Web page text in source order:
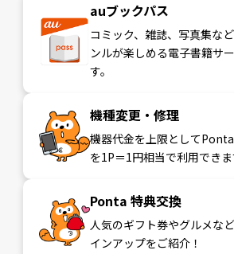
auブックパス
コミック、雑誌、写真集な
ンルが楽しめる電子書籍サ
す。
機種変更・修理
機器代金を上限として
を1P＝1円相当で利用できま
Ponta 特典交換
人気のギフト券やグルメな
インアップをご紹介！